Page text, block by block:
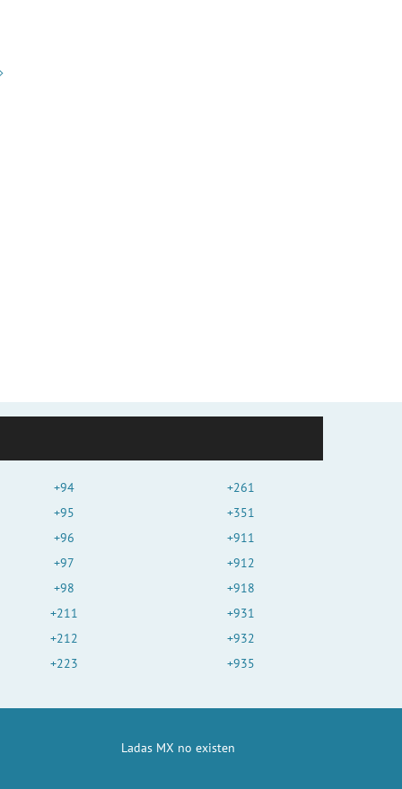
+94
+95
+96
+97
+98
+211
+212
+223
+261
+351
+911
+912
+918
+931
+932
+935
Ladas MX no existen